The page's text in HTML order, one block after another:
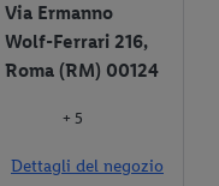
Via Ermanno
Wolf-Ferrari 216,
Roma (RM) 00124
+ 5
Dettagli del negozio